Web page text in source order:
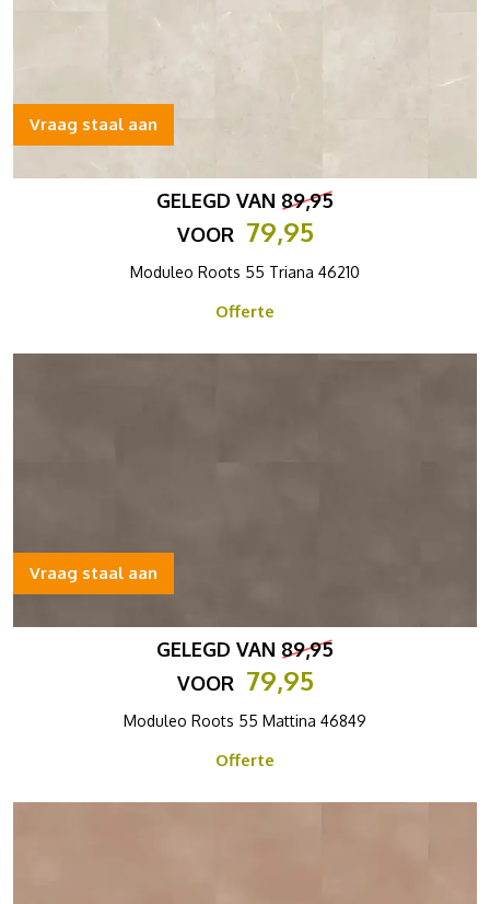
GELEGD VAN 89,95
VOOR 79,95
Moduleo Roots 55 Triana 46210
Offerte
Vraag staal aan
GELEGD VAN 89,95
VOOR 79,95
Moduleo Roots 55 Mattina 46849
Offerte
Vraag staal aan